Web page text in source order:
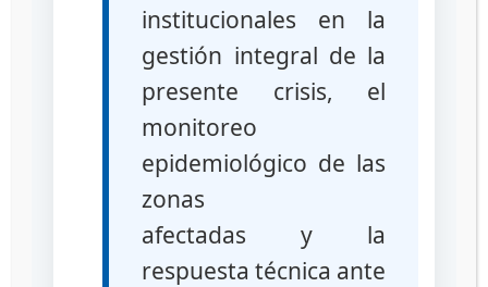
institucionales en la
gestión integral de la
presente crisis, el
monitoreo
epidemiológico de las
zonas
afectadas y la
respuesta técnica ante